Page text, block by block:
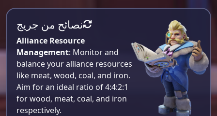
نصائح من جريج
Alliance Resource
Management: Monitor and
balance your alliance resources
like meat, wood, coal, and iron.
Aim for an ideal ratio of 4:4:2:1
for wood, meat, coal, and iron
respectively​.